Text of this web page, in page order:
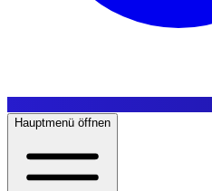
Hauptmenü öffnen